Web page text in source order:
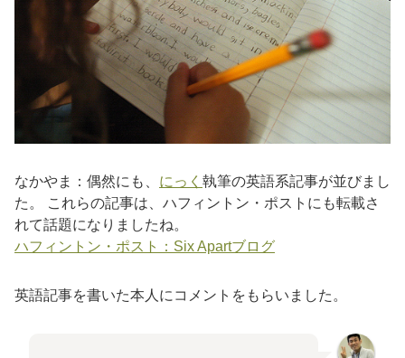
なかやま：偶然にも、 にっく 執筆の英語系記事が並びまし
た。 これらの記事は、ハフィントン・ポストにも転載さ
れて話題になりましたね。
ハフィントン・ポスト：Six Apartブログ
英語記事を書いた本人にコメントをもらいました。